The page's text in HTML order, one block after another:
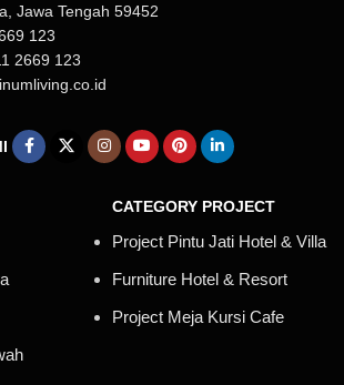
Jawa Tengah 59452
123
2669 123
CATEGORY PROJECT
Project Pintu Jati Hotel & Villa
Furniture Hotel & Resort
Project Meja Kursi Cafe